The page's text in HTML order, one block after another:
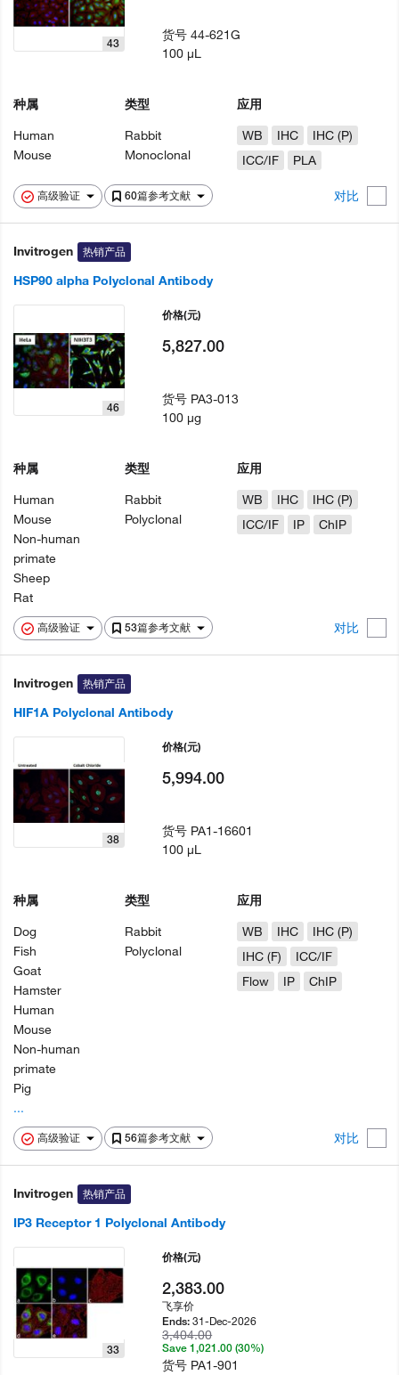
高级验证 60篇参考文献 对比
43
种属
Human
Mouse
类型
Rabbit
Monoclonal
应用
WB
IHC
IHC (P)
ICC/IF
PLA
货号44-621G
100 µL
Invitrogen 热销产品
HSP90 alpha Polyclonal Antibody
高级验证 53篇参考文献 对比
46
种属
Human
Mouse
Non-human
primate
Sheep
Rat
类型
Rabbit
Polyclonal
应用
WB
IHC
IHC (P)
ICC/IF
IP ChIP
价格(元)
5,827.00
货号 PA3-013
100 µg
Invitrogen 热销产品
HIF1A Polyclonal Antibody
高级验证 56篇参考文献 对比
38
种属
Dog
Fish
Goat
Hamster
Human
Mouse
Non-human
primate
Pig
...
类型
Rabbit
Polyclonal
应用
WB
IHC
IHC (P)
IHC (F)
ICC/IF
Flow
IP ChIP
价格(元)
5,994.00
货号 PA1-16601
100 µL
Invitrogen 热销产品
IP3 Receptor 1 Polyclonal Antibody
33
价格(元)
2,383.00
飞享价
Ends:31-Dec-2026
3,404.00
Save 1,021.00 (30%)
货号 PA1-901